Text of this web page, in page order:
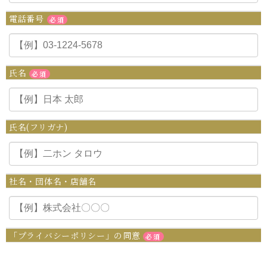
電話番号 必須
氏名 必須
氏名(フリガナ)
社名・団体名・店舗名
「プライバシーポリシー」の同意 必須